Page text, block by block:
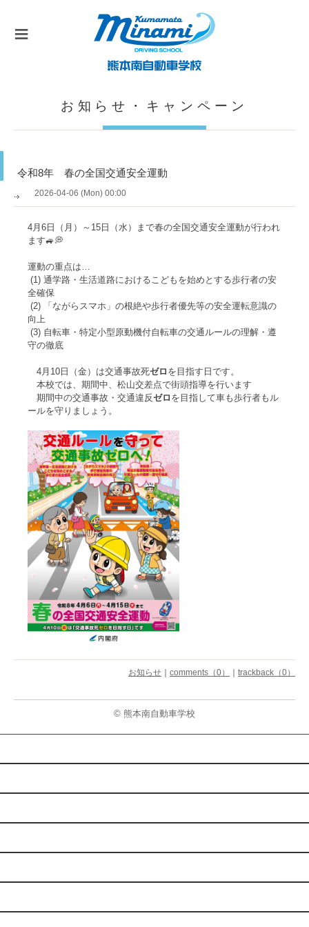
≡
お知らせ・キャンペーン
令和8年 春の全国交通安全運動
2026-04-06 (Mon) 00:00
4月6日（月）～15日（水）まで春の全国交通安全運動が行われ
ます🚙💭
運動の重点は…
(1) 通学路・生活道路におけるこどもを始めとする歩行者の安
全確保
(2) 「ながらスマホ」の根絶や歩行者優先等の安全運転意識の
向上
(3) 自転車・特定小型原動機付自転車の交通ルールの理解・遵
守の徹底
4月10日（金）は交通事故死ゼロ を目指す日です。
本校では、期間中、松山交差点で街頭指導を行います
期間中の交通事故・交通違反ゼロ を目指して車も歩行者もル
ールを守りましょう。
お知らせ comments（0） trackback（0）
© 熊本南自動車学校